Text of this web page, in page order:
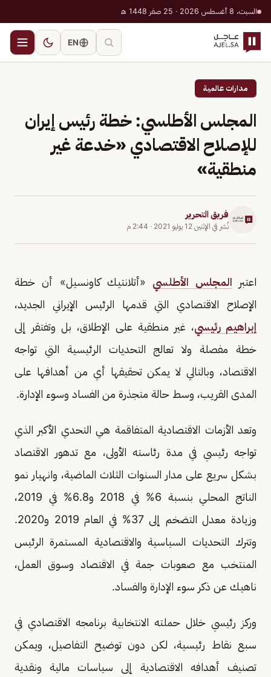
السبت، 8 أغسطس 2026 · 25 صفر 1448 هـ
EN
مدارات عالمية
المجلس الأطلسي: خطة رئيس إيران
للإصلاح الاقتصادي «خدعة غير
منطقية»
فريق التحرير
نُشر في الإثنين 12 يوليو 2021 · 2:44 م
اعتبر المجلس الأطلسي «أتلانتيك كاونسيل» أن خطة
الإصلاح الاقتصادي التي قدمها الرئيس الإيراني الجديد،
إبراهيم رئيسي، غير منطقية على الإطلاق، بل وتفتقر إلى
خطة مفصلة ولا تعالج التحديات الرئيسية التي تواجه
الاقتصاد، وبالتالي لا يمكن تحقيقها أي من أهدافها على
المدى القريب، وسط حالة متجذرة من الفساد وسوء الإدارة.
وتعد الأزمات الاقتصادية المتفاقمة هي التحدي الأكبر الذي
تواجه رئيسي في مدة رئاسته الأولى، مع تدهور الاقتصاد
بشكل سريع على مدار السنوات الثلاث الماضية، وانهيار نمو
الناتج المحلي بنسبة 6% في 2018 و6.8% في 2019،
وزيادة معدل التضخم إلى 37% في العام 2019 و2020.
وتترك التحديات السياسية والاقتصادية المستمرة الرئيس
المنتخب مع صعوبات جمة في الاقتصاد وسوق العمل،
ناهيك عن ذكر سوء الإدارة والفساد.
وركز رئيسي خلال حملته الانتخابية برنامجه الاقتصادي في
سبع نقاط رئيسية، لكن دون توضيح التفاصيل، ويمكن
تصنيف أهدافه الاقتصادية إلى سياسات مالية ونقدية